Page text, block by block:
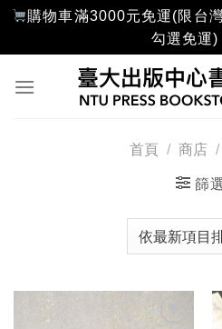
購物車滿3000元免運(限台
勾選免運)
首頁 / 商店 /
篩